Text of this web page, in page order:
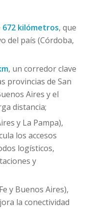
672 kilómetros, que
del país (Córdoba,
, un corredor clave
provincias de San
Aires y el
distancia;
y La Pampa),
los accesos
logísticos,
y
y Buenos Aires),
la conectividad